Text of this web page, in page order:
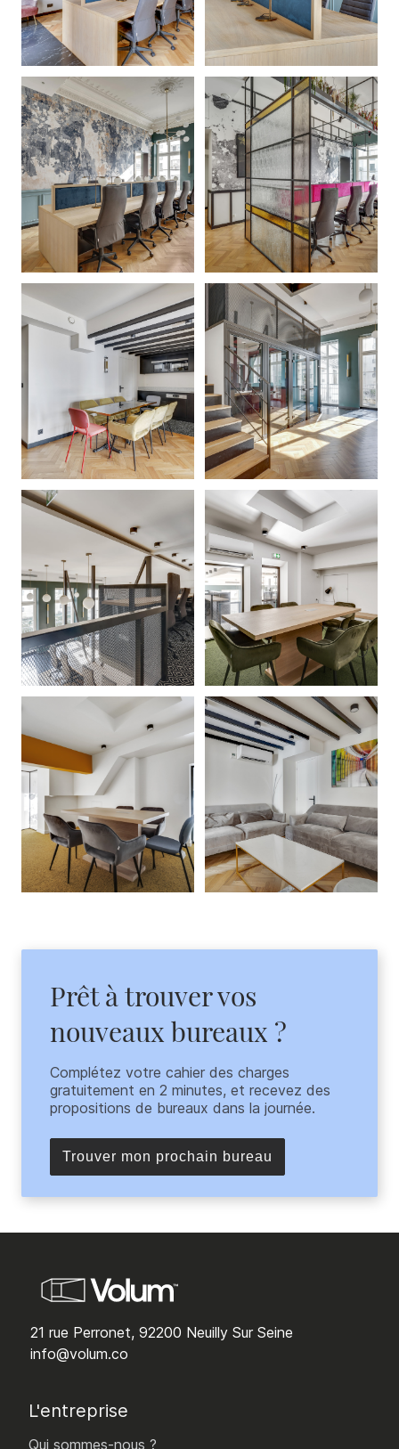
Prêt à trouver vos
nouveaux bureaux ?
Complétez votre cahier des charges
gratuitement en 2 minutes, et recevez des
propositions de bureaux dans la journée.
Trouver mon prochain bureau
21 rue Perronet, 92200 Neuilly Sur Seine
info@volum.co
L'entreprise
Qui sommes-nous ?